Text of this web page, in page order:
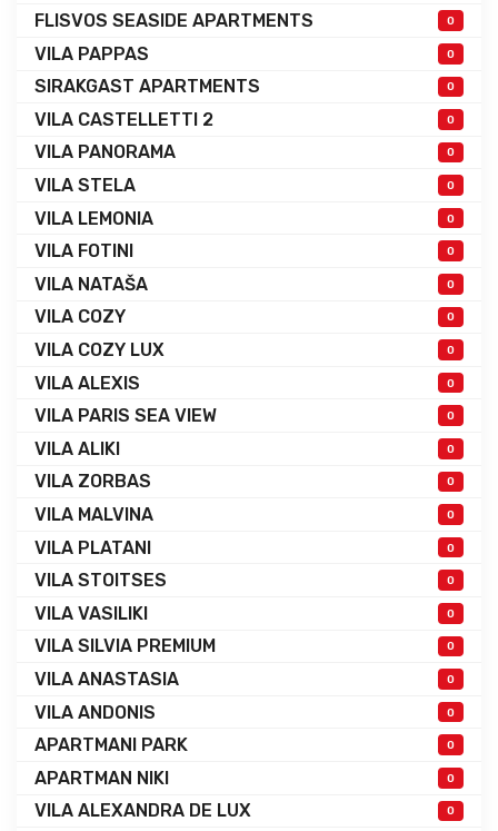
FLISVOS SEASIDE APARTMENTS 0
VILA PAPPAS 0
SIRAKGAST APARTMENTS 0
VILA CASTELLETTI 2 0
VILA PANORAMA 0
VILA STELA 0
VILA LEMONIA 0
VILA FOTINI 0
VILA NATAŠA 0
VILA COZY 0
VILA COZY LUX 0
VILA ALEXIS 0
VILA PARIS SEA VIEW 0
VILA ALIKI 0
VILA ZORBAS 0
VILA MALVINA 0
VILA PLATANI 0
VILA STOITSES 0
VILA VASILIKI 0
VILA SILVIA PREMIUM 0
VILA ANASTASIA 0
VILA ANDONIS 0
APARTMANI PARK 0
APARTMAN NIKI 0
VILA ALEXANDRA DE LUX 0